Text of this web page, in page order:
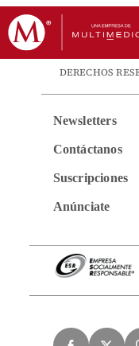
DERECHOS
Newsletters
Contáctanos
Suscripciones
Anúnciate